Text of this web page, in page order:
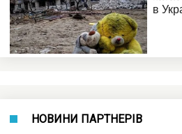
НОВИНИ ПАРТНЕРІВ